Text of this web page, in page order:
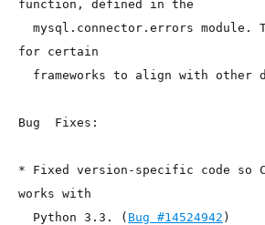
function, defined in the
for certain
Bug  Fixes:
* Fixed version-specific code so
works with
  Python 3.3. (
Bug #14524942 )